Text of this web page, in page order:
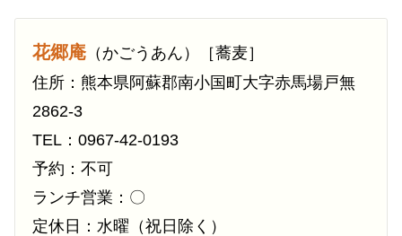
花郷庵 （かごうあん）［蕎麦］
住所：熊本県阿蘇郡南小国町大字赤馬場戸無
2862-3
TEL：0967-42-0193
予約：不可
ランチ営業：〇
定休日：水曜（祝日除く）